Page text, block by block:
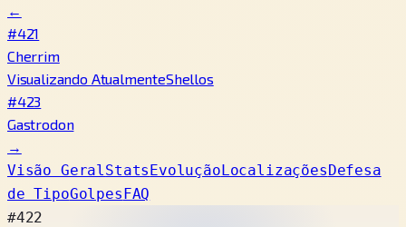
←
#421
Cherrim
Visualizando AtualmenteShellos
#423
Gastrodon
→
Visão GeralStatsEvoluçãoLocalizaçõesDefesa
de TipoGolpesFAQ
#422